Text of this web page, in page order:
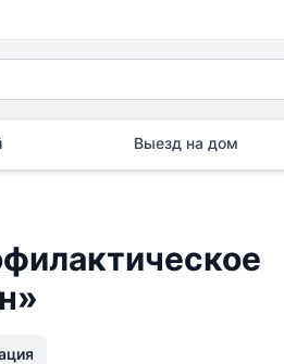
Выезд на дом